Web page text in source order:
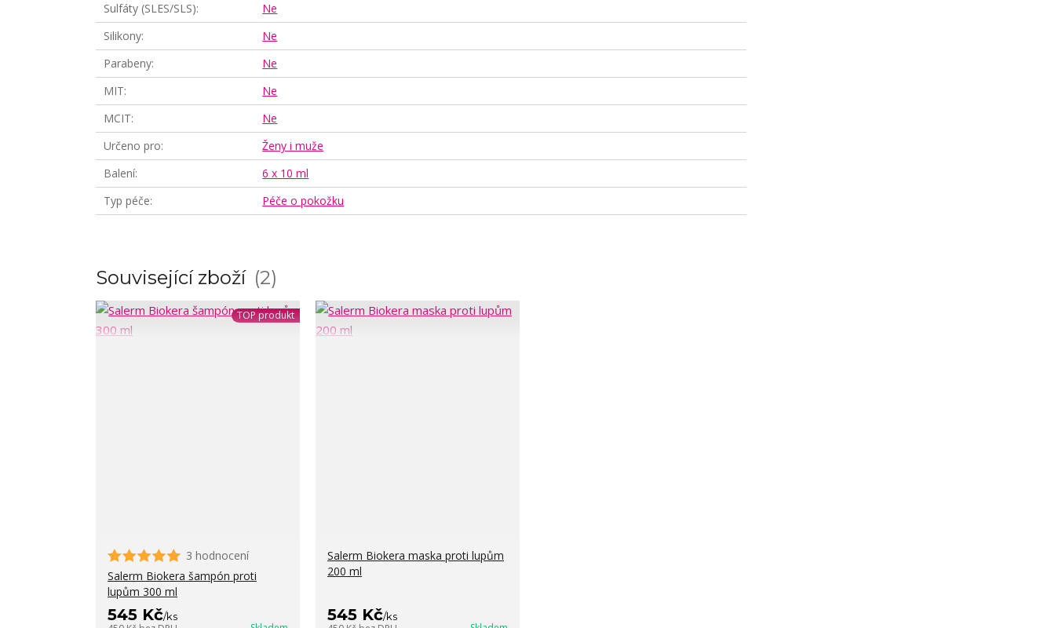
Sulfáty (SLES/SLS)
Ne
Silikony
Ne
Parabeny
Ne
MIT
Ne
MCIT
Ne
Určeno pro
Ženy i muže
Balení
6 x 10 ml
Typ péče
Péče o pokožku
Související zboží 2
TOP produkt
3 hodnocení
Salerm Biokera šampón proti
lupům 300 ml
545 Kč/ks
Salerm Biokera maska proti lupům
200 ml
545 Kč/ks